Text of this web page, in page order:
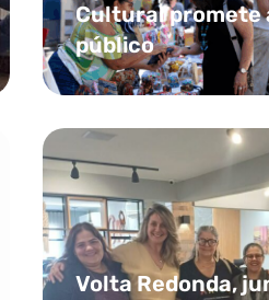
Cultural promete
público
Volta Redonda,